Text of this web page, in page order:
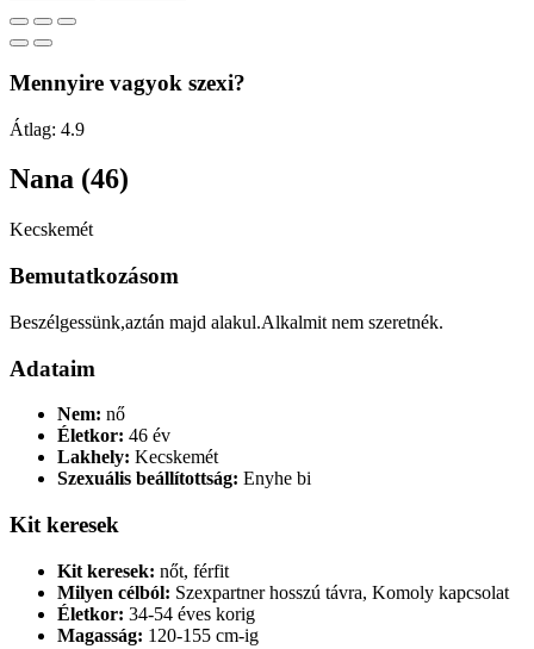
Mennyire vagyok szexi?
Átlag: 4.9
Nana (46)
Kecskemét
Bemutatkozásom
Beszélgessünk,aztán majd alakul.Alkalmit nem szeretnék.
Adataim
Nem: nő
Életkor: 46 év
Lakhely: Kecskemét
Szexuális beállítottság: Enyhe bi
Kit keresek
Kit keresek: nőt, férfit
Milyen célból: Szexpartner hosszú távra, Komoly kapcsolat
Életkor: 34-54 éves korig
Magasság: 120-155 cm-ig